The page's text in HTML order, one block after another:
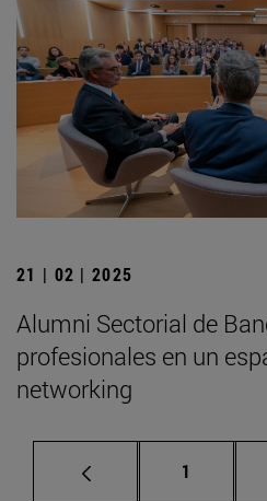
21 | 02 | 2025
Alumni Sectorial de
profesionales en un
networking
Página
1